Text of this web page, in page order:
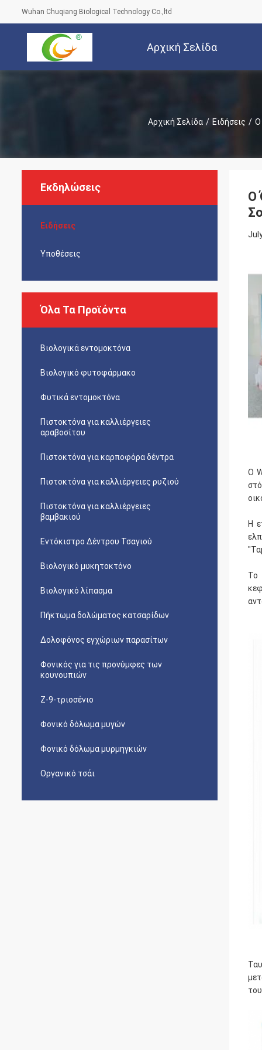
Wuhan Chuqiang Biological Technology Co.,ltd
Αρχική Σελίδα
Αρχική Σελίδα / Ειδήσεις / Ο
Εκδηλώσεις
Ειδήσεις
Υποθέσεις
Όλα Τα Προϊόντα
Βιολογικά εντομοκτόνα
Βιολογικό φυτοφάρμακο
Φυτικά εντομοκτόνα
Πιστοκτόνα για καλλιέργειες
αραβοσίτου
Πιστοκτόνα για καρποφόρα δέντρα
Πιστοκτόνα για καλλιέργειες ρυζιού
Πιστοκτόνα για καλλιέργειες
βαμβακιού
Εντόκιστρο Δέντρου Τσαγιού
Βιολογικό μυκητοκτόνο
Βιολογικό λίπασμα
Πήκτωμα δολώματος κατσαρίδων
Δολοφόνος εγχώριων παρασίτων
Φονικός για τις προνύμφες των
κουνουπιών
Ζ-9-τριοσένιο
Φονικό δόλωμα μυγών
Φονικό δόλωμα μυρμηγκιών
Οργανικό τσάι
Ο
Ο
Η
Το